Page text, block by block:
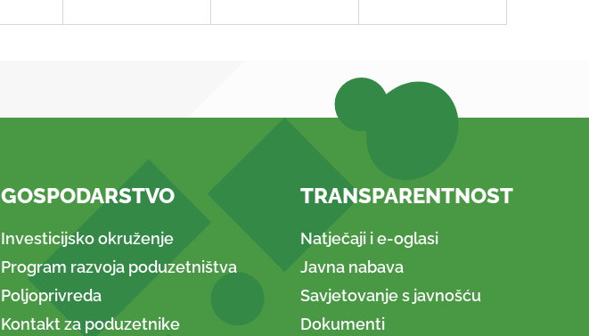
GOSPODARSTVO
Investicijsko okruženje
Program razvoja poduzetništva
Poljoprivreda
Kontakt za poduzetnike
TRANSPARENTNOST
Natječaji i e-oglasi
Javna nabava
Savjetovanje s javnošću
Dokumenti